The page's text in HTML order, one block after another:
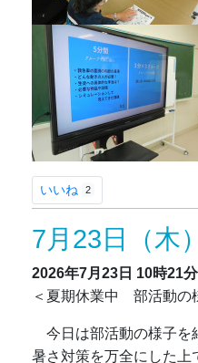
いいね 2
7月23日（木）
2026年7月23日 10時21分
＜夏期休業中 部活動の
今日は部活動の様子を
暑さ対策を万全にした上